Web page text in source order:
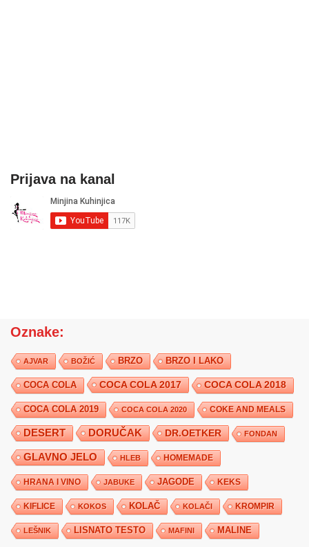
Prijava na kanal
Oznake:
AJVAR BOŽIĆ BRZO BRZO I LAKO
COCA COLA COCA COLA 2017 COCA COLA 2018
COCA COLA 2019 COCA COLA 2020 COKE AND MEALS
DESERT DORUČAK DR.OETKER FONDAN
GLAVNO JELO HLEB HOMEMADE
HRANA I VINO JABUKE JAGODE KEKS
KIFLICE KOKOS KOLAČ KOLAČI KROMPIR
LEŠNIK LISNATO TESTO MAFINI MALINE